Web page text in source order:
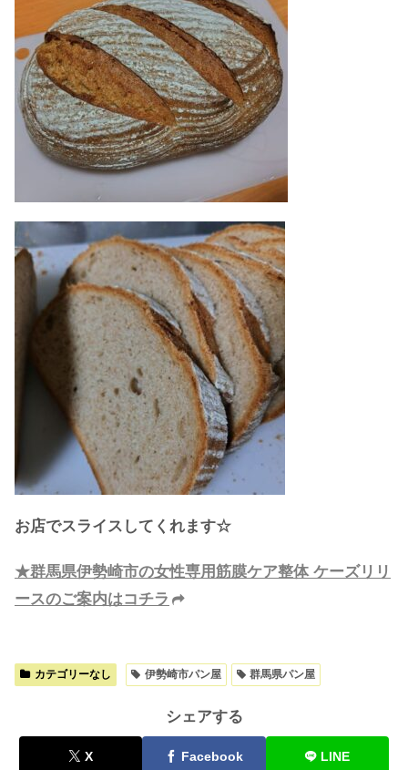
お店でスライスしてくれます☆
★群馬県伊勢崎市の女性専用筋膜ケア整体 ケーズリリ
ースのご案内はコチラ
カテゴリーなし 伊勢崎市パン屋 群馬県パン屋
シェアする
X Facebook LINE